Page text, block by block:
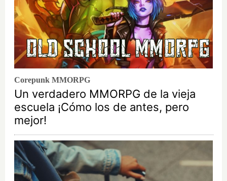
Corepunk MMORPG
Un verdadero MMORPG de la vieja
escuela ¡Cómo los de antes, pero
mejor!